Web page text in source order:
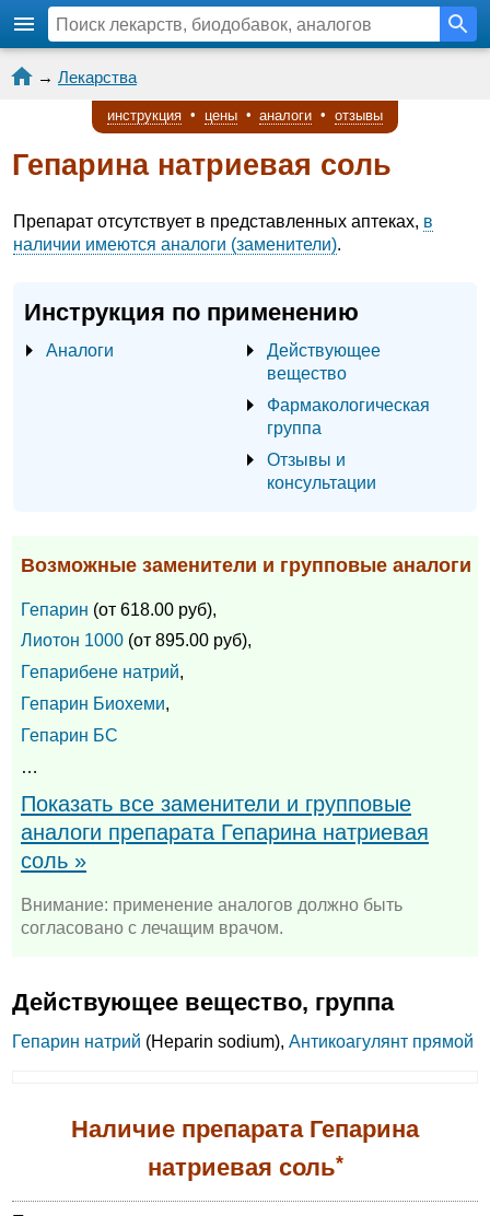
→ Лекарства
инструкция • цены • аналоги • отзывы
Гепарина натриевая соль
Препарат отсутствует в представленных аптеках, в
наличии имеются аналоги (заменители).
Инструкция по применению
Аналоги
Действующее
вещество
Фармакологическая
группа
Отзывы и
консультации
Возможные заменители и групповые аналоги
Гепарин (от 618.00 руб),
Лиотон 1000 (от 895.00 руб),
Гепарибене натрий,
Гепарин Биохеми,
Гепарин БС
…
Показать все заменители и групповые
аналоги препарата Гепарина натриевая
соль »
Внимание: применение аналогов должно быть
согласовано с лечащим врачом.
Действующее вещество, группа
Гепарин натрий (Heparin sodium), Антикоагулянт прямой
Наличие препарата Гепарина
натриевая соль*